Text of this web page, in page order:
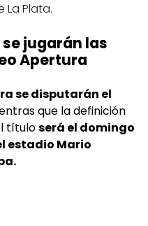
La Plata.
jugarán las
Apertura
se disputarán el
que la definición
títuloserá el domingo
estadio Mario